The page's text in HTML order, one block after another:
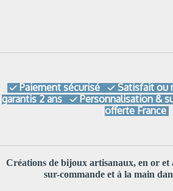
 Paiement sécurisé  Satisfait ou
garantis 2 ans
 Personnalisation &
offerte France
Créations de bijoux artisanaux, en or et
sur-commande et à la main